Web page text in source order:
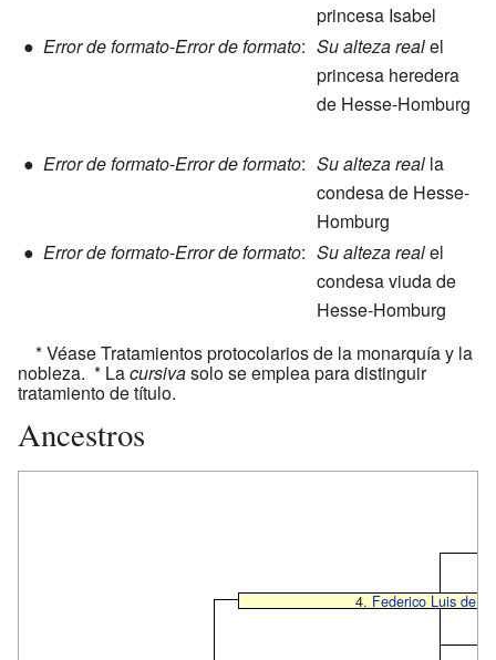
princesa Isabel
● Error de formato-Error de formato: Su alteza realel
princesa heredera
de Hesse-Homburg
● Error de formato-Error de formato: Su alteza real la
condesa de Hesse-
Homburg
● Error de formato-Error de formato: Su alteza realel
condesa viuda de
Hesse-Homburg
* Véase Tratamientos protocolarios de la monarquía y la
nobleza. * Lacursivasolo se emplea para distinguir
tratamiento de título.
Ancestros
4. Federico Luis de